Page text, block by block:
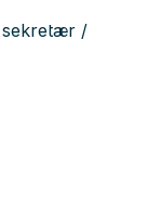
sekretær /